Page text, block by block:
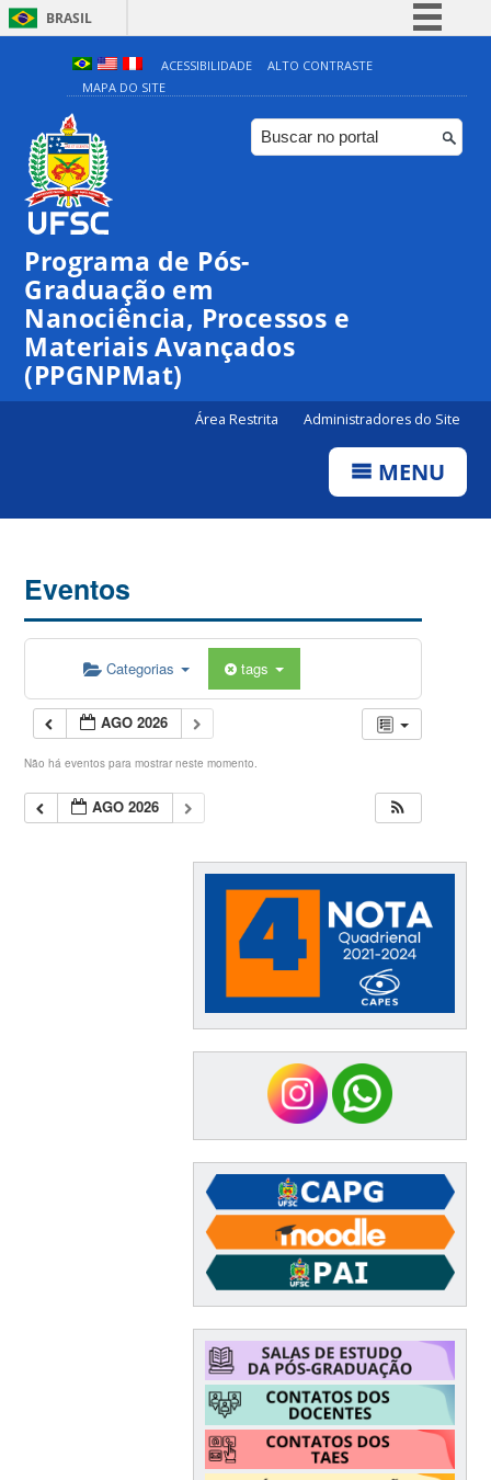
BRASIL
Simplifique!
Comunica BR
Participe
ACESSIBILIDADE
ALTO CONTRASTE
MAPA DO SITE
Programa de Pós-
Graduação em
Nanociência, Processos e
Materiais Avançados
(PPGNPMat)
Área Restrita Administradores do Site
MENU
Eventos
Categorias tags
AGO 2026
Não há eventos para mostrar neste momento.
AGO 2026